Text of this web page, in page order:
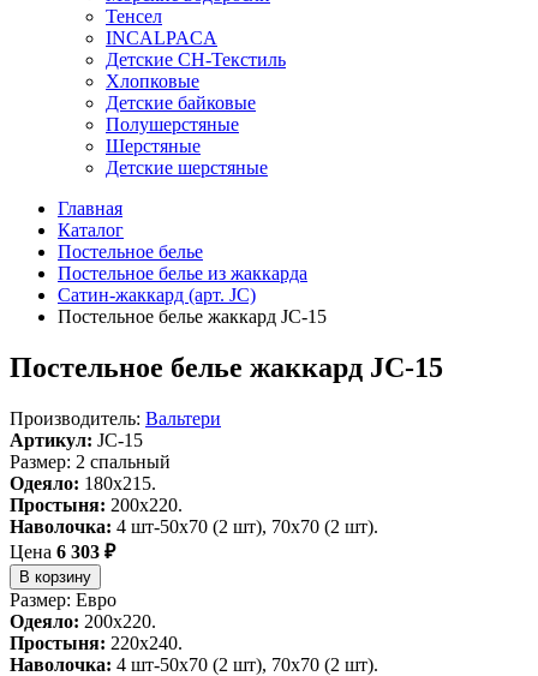
Тенсел
INCALPACA
Детские СН-Текстиль
Хлопковые
Детские байковые
Полушерстяные
Шерстяные
Детские шерстяные
Главная
Каталог
Постельное белье
Постельное белье из жаккарда
Сатин-жаккард (арт. JC)
Постельное белье жаккард JC-15
Постельное белье жаккард JC-15
Производитель: Вальтери
Артикул: JC-15
Размер: 2 спальный
Одеяло: 180x215.
Простыня: 200x220.
Наволочка: 4 шт-50х70 (2 шт), 70х70 (2 шт).
Цена 6 303 ₽
В корзину
Размер: Евро
Одеяло: 200x220.
Простыня: 220x240.
Наволочка: 4 шт-50х70 (2 шт), 70х70 (2 шт).